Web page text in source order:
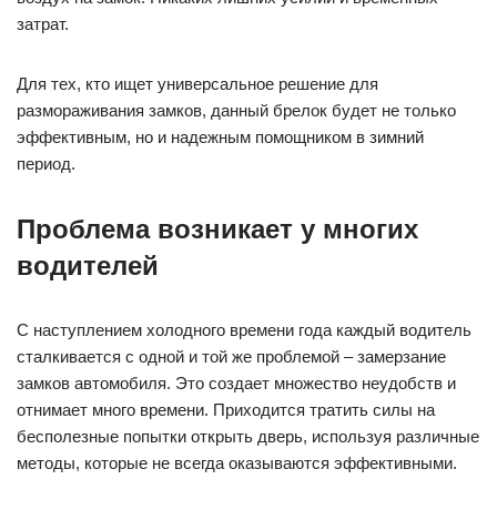
затрат.
Для тех, кто ищет универсальное решение для
размораживания замков, данный брелок будет не только
эффективным, но и надежным помощником в зимний
период.
Проблема возникает у многих
водителей
С наступлением холодного времени года каждый водитель
сталкивается с одной и той же проблемой – замерзание
замков автомобиля. Это создает множество неудобств и
отнимает много времени. Приходится тратить силы на
бесполезные попытки открыть дверь, используя различные
методы, которые не всегда оказываются эффективными.